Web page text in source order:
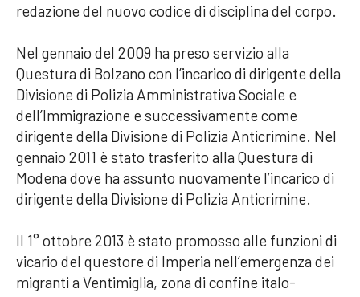
redazione del nuovo codice di disciplina del corpo.
Nel gennaio del 2009 ha preso servizio alla
Questura di Bolzano con l’incarico di dirigente della
Divisione di Polizia Amministrativa Sociale e
dell’Immigrazione e successivamente come
dirigente della Divisione di Polizia Anticrimine. Nel
gennaio 2011 è stato trasferito alla Questura di
Modena dove ha assunto nuovamente l’incarico di
dirigente della Divisione di Polizia Anticrimine.
Il 1° ottobre 2013 è stato promosso alle funzioni di
vicario del questore di Imperia nell’emergenza dei
migranti a Ventimiglia, zona di confine italo-